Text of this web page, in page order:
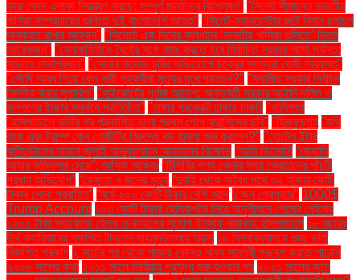
কারা কোন এলাকা নিয়ন্ত্রণ করছে: সম্পূর্ণ মানচিত্র বিশ্লেষণ" "সিলেট সীমান্তে ভারতীয়
খাসিয়া সম্প্রদায়ের গুলিতে দুই বাংলাদেশি আহত" "সিলেট-ম্যানচেস্টার রুটে বিমান চলাচল
অব্যাহত রাখার আহ্বান" "সিলেটে এক দিনের ব্যবধানে ‘ভারতীয় খাসিয়া গু‌লিতে’ নিহত
আরেকজন" "সেনাবাহিনীকে ধৈর্যের সঙ্গে কাজ করতে হবে নির্বাচিত সরকার আসা পর্যন্ত:
সাভারে সেনাপ্রধান" "সোনার কমোড চুরির অভিযোগে চক্রের সদস্যরা দোষী সাব্যস্ত"
"সৌদি আরব গিয়ে কেন নারী গৃহকর্মীরা মৃত্যুর মুখে পড়ছেন?" "স্থানীয় সরকার নির্বাচন
নির্দলীয় করার সুপারিশ" "হাইকোর্টের পূর্ণাঙ্গ আদেশ: অন্তর্বর্তী সরকার আইনি দলিল ও
জনগণের ইচ্ছার সমর্থনে প্রতিষ্ঠিত" "হাঙ্গার প্রজেক্টে ঢাকায় চাকরি "হালিশহর
"হাসপাতালে ভর্তির পর প্রকাশিত হলো প্রথম পোপ ফ্রান্সিসের ছবি" "হিজবুল্লাহ "হুথি
কারা এবং ট্রাম্প কেন গোষ্ঠীটির বিরুদ্ধে বড় হামলা শুরু করলেন?" "হোটেল ইন্টার
কন্টিনেন্টালের সামনে জুলাই অভ্যুত্থানে আহতদের বিক্ষোভ “আমি ডিভোর্সি “জ্যোতি
আমার কুমিল্লার মেয়ে”: আসিফ আকবর “টিসিবির পণ্য কেনার সময় ক্রেতাদের পাঁচটি
প্রধান অভিযোগ” “ডেঙ্গুতে ৭ জনের মৃত্যু “দুবাই থেকে অবৈধ পথে ৩২ হাজার কোটি
টাকার সোনা প্রবাহিত” “বর্ষে ২০০ কোটি টাকার বেশি বরাদ্দ ১ জন গ্রেপ্তার" 1000$
Trump Account ১০৩ কোটি টাকার হেলিকপ্টার নিয়ে অনুশীলনে গেলেন নেইমার
১২০০ টাকা প্যাকেজে হেলথ চেকআপের সুযোগ ইনসাফ বারাকাহ হাসপাতালে ১৮ বছরের
দীর্ঘ ক্যারিয়ারের সমাপ্তি টানলেন মাহমুদউল্লাহ রিয়াদ ১৯ বিশ্ববিদ্যালয়ে গুচ্ছ ভর্তি
বিজ্ঞপ্তি প্রকাশ ২ মার্চের পর থেকে গাজায় কোনও খাদ্য সামগ্রী প্রবেশ করতে পারেনি
২০০৮ সালের কথা ২০১১ সালে সিরিয়ায় গৃহযুদ্ধ শুরু হওয়ার পর ২০২১ সালের জুনে